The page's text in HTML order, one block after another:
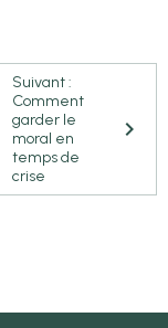
Suivant :
Comment
garder le
moral en
temps de
crise